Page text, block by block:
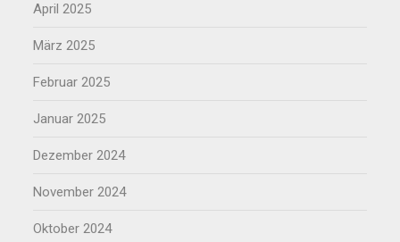
April 2025
März 2025
Februar 2025
Januar 2025
Dezember 2024
November 2024
Oktober 2024